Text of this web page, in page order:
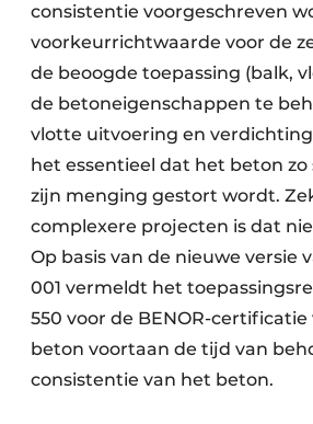
consistentie voorgeschreven
voorkeurrichtwaarde voor de
de beoogde toepassing (balk,
de betoneigenschappen te
vlotte uitvoering en
het essentieel dat het beton
zijn menging gestort wordt.
complexere projecten is dat
Op basis van de nieuwe versie
001 vermeldt het
550 voor de BENOR-
beton voortaan de tijd van
consistentie van het beton.